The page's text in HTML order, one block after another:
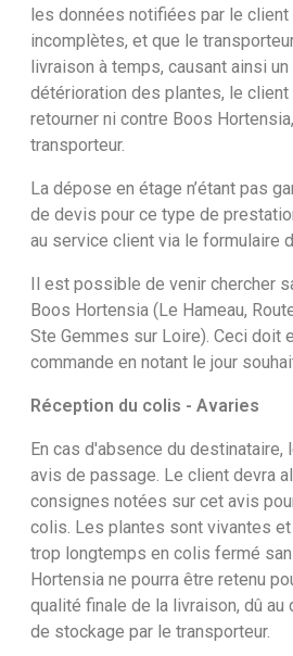
les données notifiées par le
incomplètes, et que le
livraison à temps, causant ainsi
détérioration des plantes, le client
retourner ni contre Boos
transporteur.
La dépose en étage n’étant pas
de devis pour ce type de
au service client via le formulaire
Il est possible de venir chercher
Boos Hortensia (Le Hameau,
Ste Gemmes sur Loire). Ceci doit
commande en notant le jour
Réception du colis - Avaries
En cas d'absence du destinataire,
avis de passage. Le client devra
consignes notées sur cet avis
colis. Les plantes sont vivantes
trop longtemps en colis fermé
Hortensia ne pourra être retenu
qualité finale de la livraison, dû au
de stockage par le transporteur.